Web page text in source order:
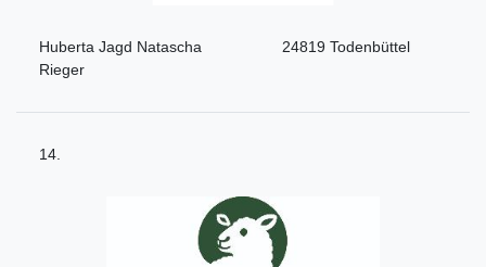
Huberta Jagd Natascha
Rieger
24819 Todenbüttel
14.